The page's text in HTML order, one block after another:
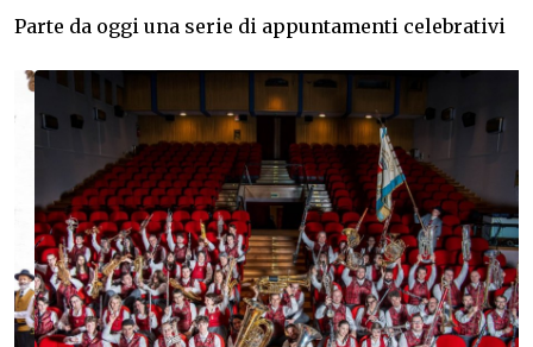
Parte da oggi una serie di appuntamenti celebrativi